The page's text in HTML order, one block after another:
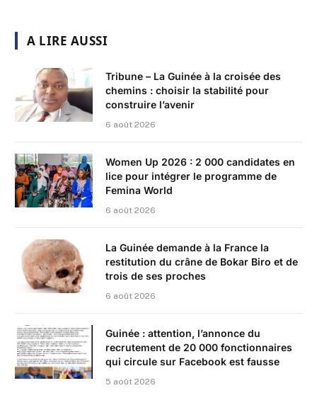
A LIRE AUSSI
Tribune – La Guinée à la croisée des
chemins : choisir la stabilité pour
construire l’avenir
6 août 2026
Women Up 2026 : 2 000 candidates en
lice pour intégrer le programme de
Femina World
6 août 2026
La Guinée demande à la France la
restitution du crâne de Bokar Biro et de
trois de ses proches
6 août 2026
Guinée : attention, l’annonce du
recrutement de 20 000 fonctionnaires
qui circule sur Facebook est fausse
5 août 2026